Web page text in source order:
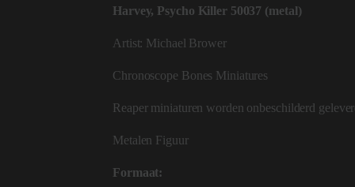
Harvey, Psycho Killer 50037 (metal)
Artist: Michael Brower
Chronoscope Bones Miniatures
Reaper miniaturen worden onbeschilderd
Metalen Figuur
Formaat: